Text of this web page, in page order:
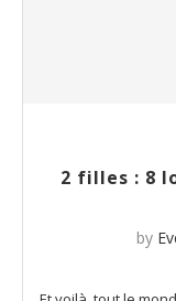
2 filles : 8
by